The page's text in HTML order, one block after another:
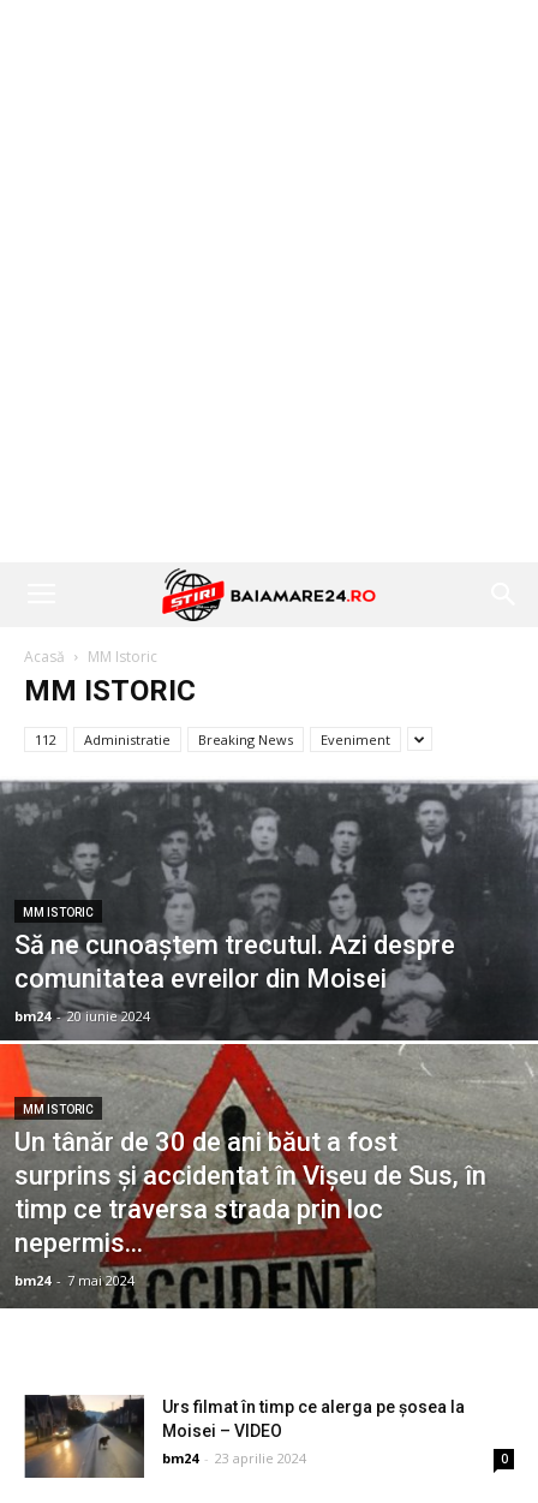
Acasă MM Istoric
MM ISTORIC
112 Administratie Breaking News Eveniment
MM ISTORIC
Să ne cunoaştem trecutul. Azi despre
comunitatea evreilor din Moisei
bm24 - 20 iunie 2024
MM ISTORIC
Un tânăr de 30 de ani băut a fost
surprins şi accidentat în Vişeu de Sus, în
timp ce traversa strada prin loc
nepermis...
bm24 - 7 mai 2024
Urs filmat în timp ce alerga pe şosea la
Moisei – VIDEO
bm24 - 23 aprilie 2024 0